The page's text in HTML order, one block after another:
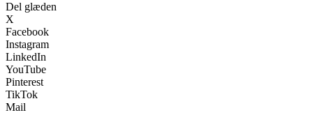
Del glæden
X
Facebook
Instagram
LinkedIn
YouTube
Pinterest
TikTok
Mail